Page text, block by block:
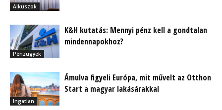
Alkuszok
Pénzügyek
K&H kutatás: Mennyi pénz kell a gondtalan
mindennapokhoz?
Ingatlan
Ámulva figyeli Európa, mit művelt az Otthon
Start a magyar lakásárakkal